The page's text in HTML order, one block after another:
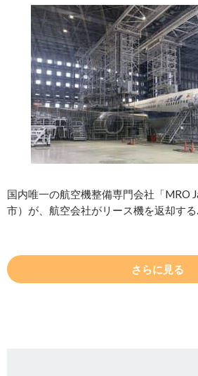
国内唯一の航空機整備専門会社「MRO
市）が、航空会社がリース機を返却す
さらに見る